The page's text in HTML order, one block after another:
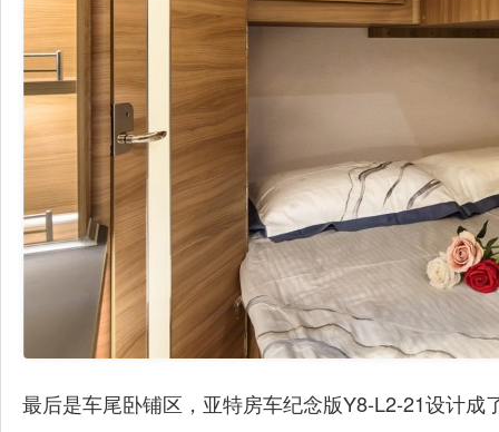
最后是车尾卧铺区，亚特房车纪念版Y8-L2-21设计